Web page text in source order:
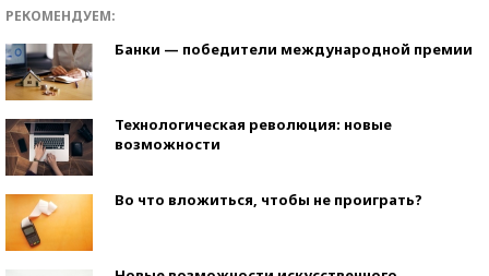
РЕКОМЕНДУЕМ:
Банки — победители международной премии
Технологическая революция: новые
возможности
Во что вложиться, чтобы не проиграть?